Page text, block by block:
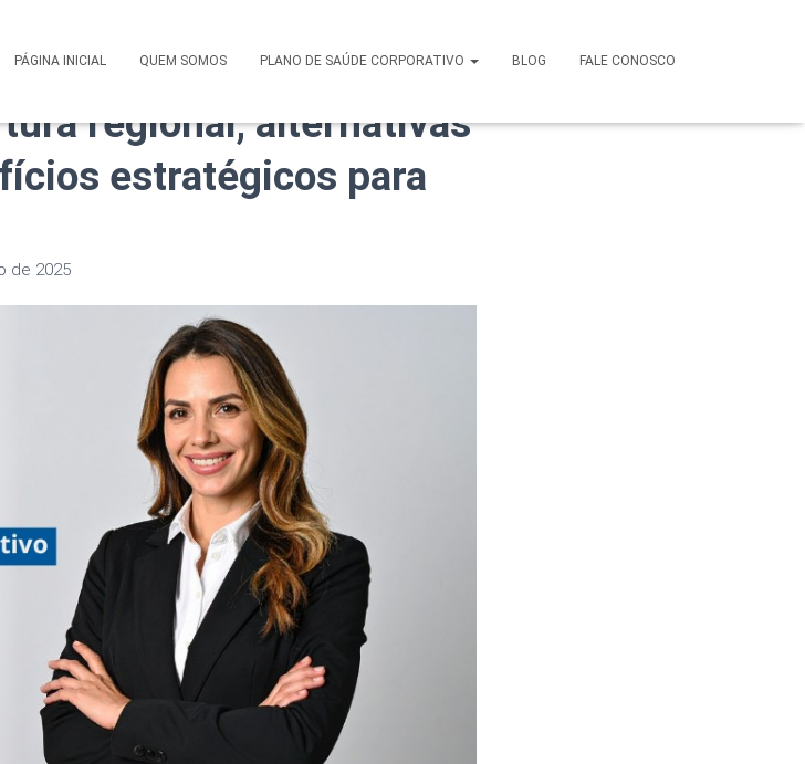
PÁGINA INICIAL QUEM SOMOS PLANO DE SAÚDE CORPORATIVO BLOG FALE CONOSCO
Ameplan em
regional, alternativas
estratégicos para
de 2025